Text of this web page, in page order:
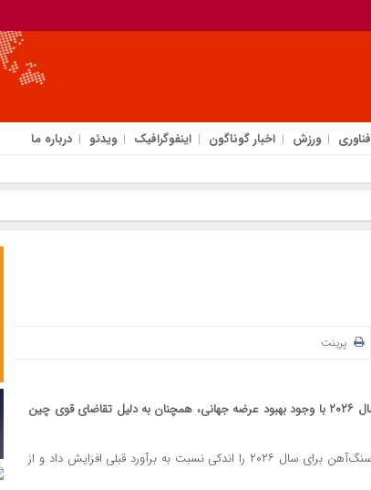
فناوری ورزش اخبار گوناگون اینفوگرافیک ویدئو درباره ما
پرینت
بر اساس پیش بینی موسسه تحقیقاتی BMI، قیمت سنگ‌آهن در سال ۲۰۲۶ با وجود بهبود عرضه جهانی، همچنان به دلیل تقاضای قوی چین
این موسسه وابسته به «فیچ سولوشنز»، پیش‌بینی میانگین قیمت سنگ‌آهن برای سال ۲۰۲۶ را اندکی نسبت به برآورد قبلی افزایش داد و از